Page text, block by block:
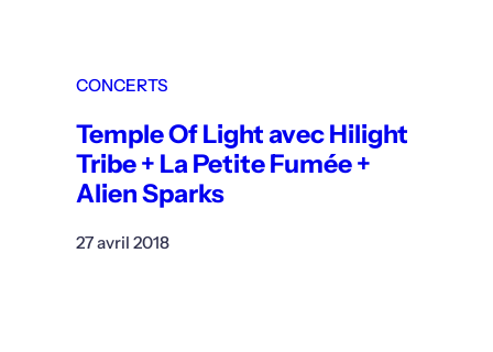
CONCERTS
Temple Of Light avec Hilight
Tribe + La Petite Fumée +
Alien Sparks
27 avril 2018